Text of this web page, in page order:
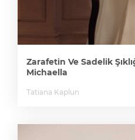
Zarafetin Ve Sadelik
Michaella
Tatiana Kaplun